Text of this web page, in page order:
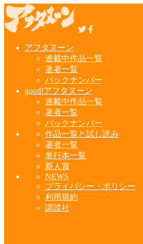
アフタヌーン
連載中作品一覧
著者一覧
バックナンバー
good!アフタヌーン
連載中作品一覧
著者一覧
バックナンバー
作品一覧と試し読み
著者一覧
単行本一覧
新人賞
NEWS
プライバシー・ポリシー
利用規約
講談社